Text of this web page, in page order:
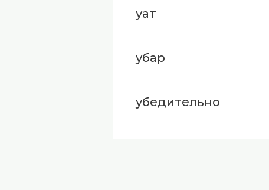
уат
убар
убедительно